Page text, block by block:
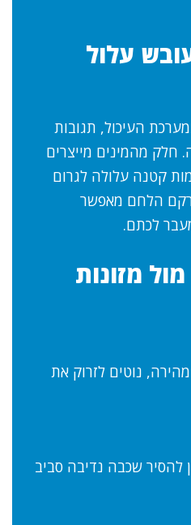
עלול
העיכול, תגובות
חלק מהמינים מייצרים
קטנה עלולה לגרום
הלחם מאפשר
לכתם.
מזונות
נוטים לזרוק את
להסיר שכבה נדיבה סביב